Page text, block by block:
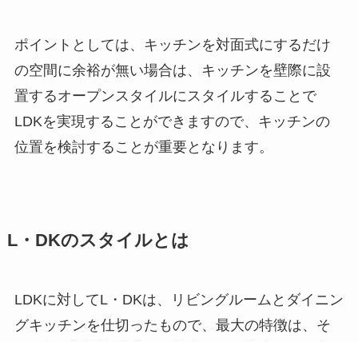
ポイントとしては、キッチンを対面式にするだけ
の空間に余裕が無い場合は、キッチンを壁際に設
置するオープンスタイルにスタイルすることで
LDKを実現することができますので、キッチンの
位置を検討することが重要となります。
L・DKのスタイルとは
LDKに対してL・DKは、リビングルームとダイニン
グキッチンを仕切ったもので、最大の特徴は、そ